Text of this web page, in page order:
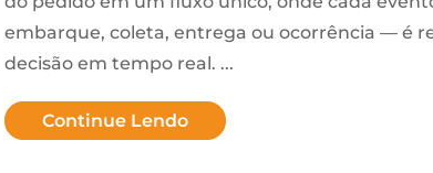
embarque, coleta, entrega ou ocorrência — é
decisão em tempo real. ...
Continue Lendo